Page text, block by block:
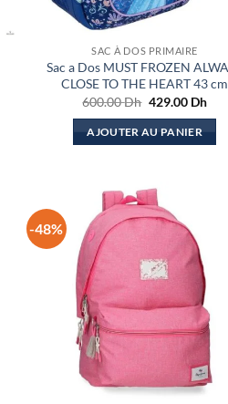
SAC À DOS PRIMAIRE
Sac a Dos MUST FROZEN
CLOSE TO THE HEART 43 cm
600.00Dh Le
initial
était :
429.00 DhLe
AJOUTER AU PANIER
-48%